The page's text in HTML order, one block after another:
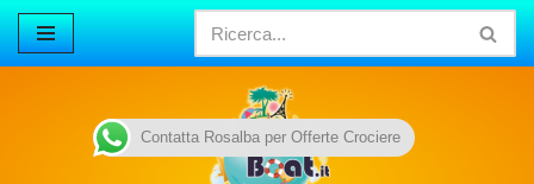
Vai
Contatta Rosalba per Offerte Crociere